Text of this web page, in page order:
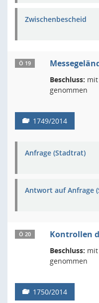
Zwischenbescheid
Ö 19
Beschluss:
genommen
1749/2014
Anfrage (Stadtrat)
Antwort auf Anfrage
Ö 20 Kontrollen
Beschluss:
genommen
1750/2014